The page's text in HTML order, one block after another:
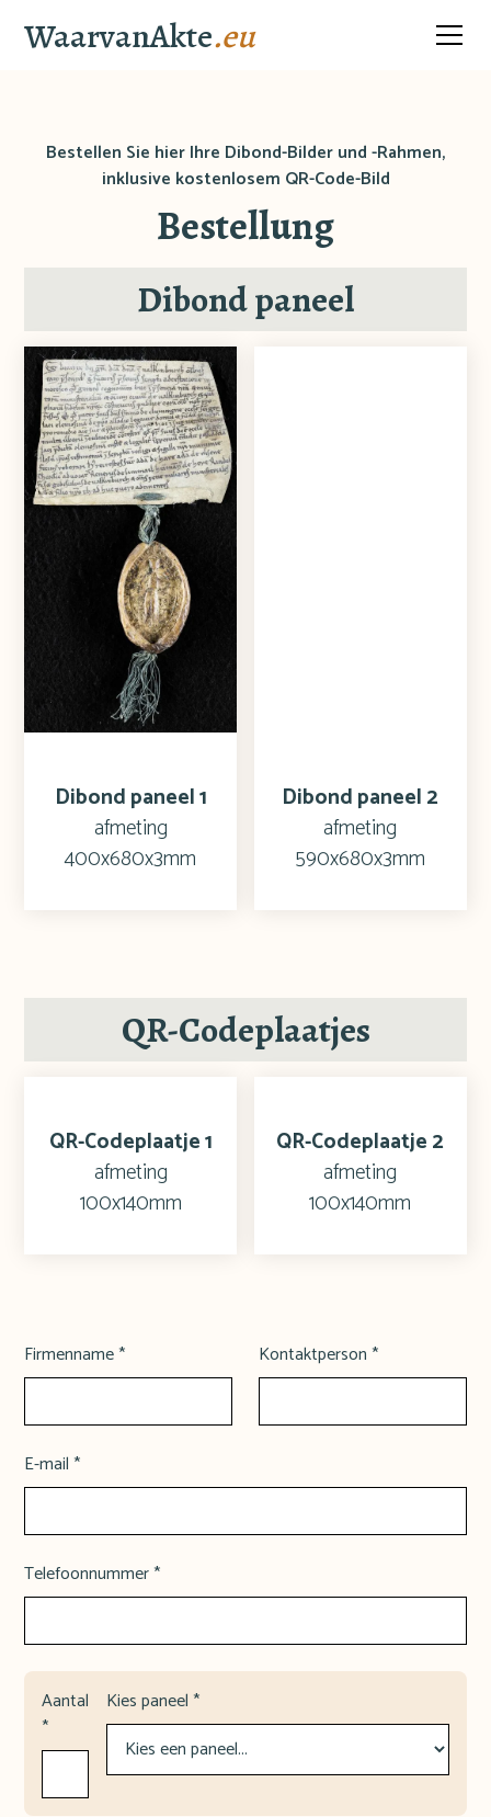
WaarvanAkte.eu
Bestellen Sie hier Ihre Dibond-Bilder und -Rahmen,
inklusive kostenlosem QR-Code-Bild
Bestellung
Dibond paneel
Dibond paneel 1
afmeting
400x680x3mm
Dibond paneel 2
afmeting
590x680x3mm
QR-Codeplaatjes
QR-Codeplaatje 1
afmeting
100x140mm
QR-Codeplaatje 2
afmeting
100x140mm
Firmenname * Kontaktperson *
E-mail *
Telefoonnummer *
Aantal
*
Kies paneel *